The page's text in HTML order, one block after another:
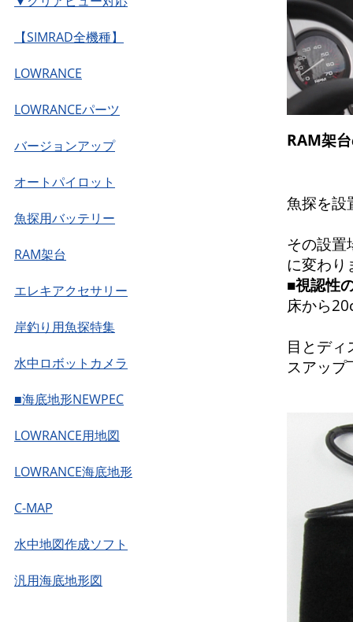
【SIMRAD全機種】
LOWRANCE
LOWRANCEパーツ
バージョンアップ
オートパイロット
魚探用バッテリー
RAM架台
エレキアクセサリー
岸釣り用魚探特集
水中ロボットカメラ
■海底地形NEWPEC
LOWRANCE用地図
LOWRANCE海底地形
C-MAP
水中地図作成ソフト
汎用海底地形図
RAM架
魚探を設
その設
に変わり
■視認性
床から
目とディ
スアップ